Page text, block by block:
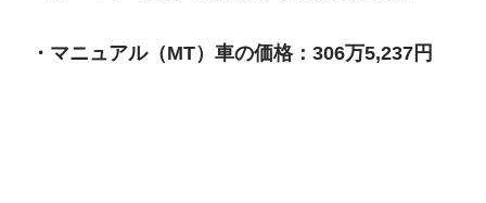
・マニュアル（MT）車の価格：306万5,237円